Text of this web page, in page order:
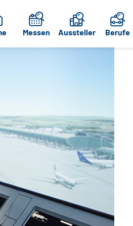
Messen Aussteller Berufe